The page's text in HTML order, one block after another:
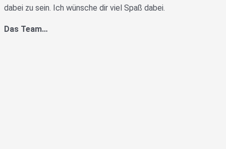
dabei zu sein. Ich wünsche dir viel Spaß dabei.
Das Team…